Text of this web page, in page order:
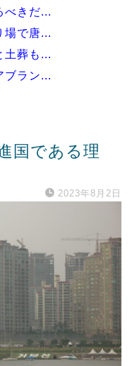
べきだ...
場で唐...
土葬も...
ブラン...
国である理
2023年8月2日